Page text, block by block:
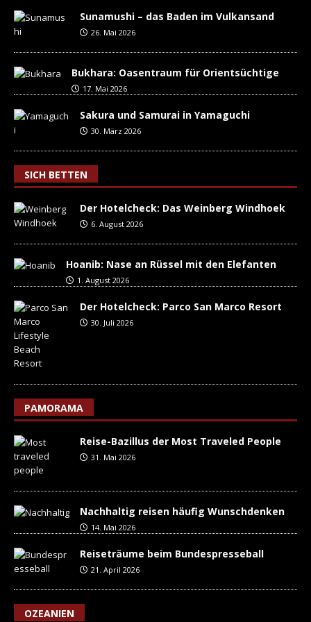
Sunamushi – das Baden im Vulkansand
26. Mai 2026
Bukhara: Oasentraum für Orientsüchtige
17. Mai 2026
Sakura und Samurai in Yamaguchi
30. März 2026
SICH BETTEN
Der Hotelcheck: Das Weinberg Windhoek
6. August 2026
Hoanib: Nase an Rüssel mit den Elefanten
1. August 2026
Der Hotelcheck: Parco San Marco Resort
30. Juli 2026
PAMORAMA
Reise-Bazillus der Most Traveled People
31. Mai 2026
Nachhaltig reisen häufig Wunschdenken
14. Mai 2026
Reiseträume beim Bundespresseball
21. April 2026
OZEANIEN